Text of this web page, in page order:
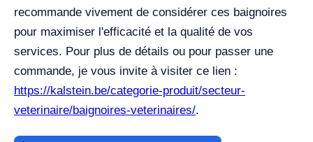
recommande vivement de considérer ces baignoires
pour maximiser l'efficacité et la qualité de vos
services. Pour plus de détails ou pour passer une
commande, je vous invite à visiter ce lien :
https://kalstein.be/categorie-produit/secteur-
veterinaire/baignoires-veterinaires/.